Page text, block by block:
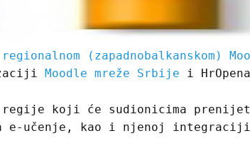
(zapadnobalkanskom)
Moodle mreže Srbije i
regije koji će sudionicima
e-učenje, kao i njenoj integraciji